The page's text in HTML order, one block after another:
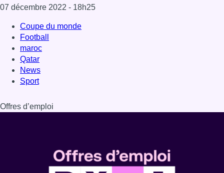
07 décembre 2022 - 18h25
Coupe du monde
Football
maroc
Qatar
News
Sport
Offres d’emploi